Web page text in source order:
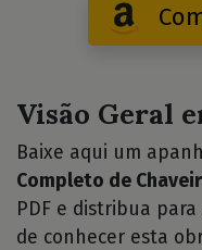
Visão Geral
Baixe aqui um
Completo de
PDF e distribua
de conhecer esta